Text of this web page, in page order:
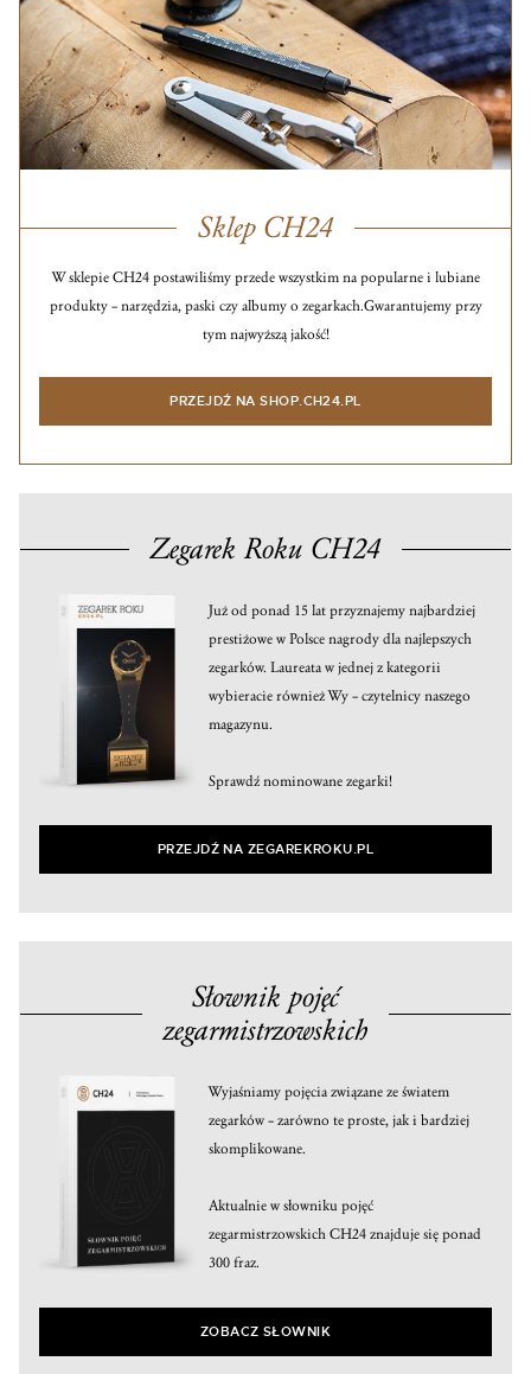
Sklep CH24
W sklepie CH24 postawiliśmy przede wszystkim na popularne i lubiane
produkty – narzędzia, paski czy albumy o zegarkach.Gwarantujemy przy
tym najwyższą jakość!
PRZEJDŹ NA SHOP.CH24.PL
Zegarek Roku CH24
Już od ponad 15 lat przyznajemy najbardziej
prestiżowe w Polsce nagrody dla najlepszych
zegarków. Laureata w jednej z kategorii
wybieracie również Wy – czytelnicy naszego
magazynu.
Sprawdź nominowane zegarki!
PRZEJDŹ NA ZEGAREKROKU.PL
Słownik pojęć
zegarmistrzowskich
Wyjaśniamy pojęcia związane ze światem
zegarków – zarówno te proste, jak i bardziej
skomplikowane.
Aktualnie w słowniku pojęć
zegarmistrzowskich CH24 znajduje się ponad
300 fraz.
ZOBACZ SŁOWNIK